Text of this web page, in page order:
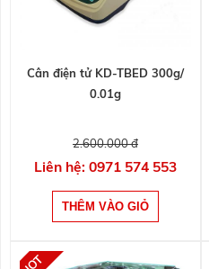
Cân điện tử KD-TBED 300g/
0.01g
2.600.000 đ
Liên hệ: 0971 574 553